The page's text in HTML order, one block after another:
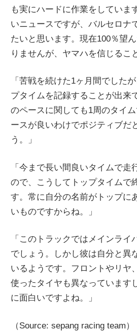
も実にハードに作業をしていま
いニュースですが、バルセロナ
たいと思います。現在100％望
りませんが、ヤマハを信じるこ
「苦戦を続けた1ヶ月間でした
プタイムを記録することが出来
のペースに関しても1周のタイ
ースが良いわけでポジティブだ
う。」
「今まで長い間良いタイムで走
ので、こうしてトップタイムで
す。常に自分の名前がトップに
いものですからね。」
「このトラックではメインライ
でしょう。しかし彼は自分と異
いるようです。フロントやリヤ
使ったタイヤも異なっています
に面白いですよね。」
（Source: sepang racing team）